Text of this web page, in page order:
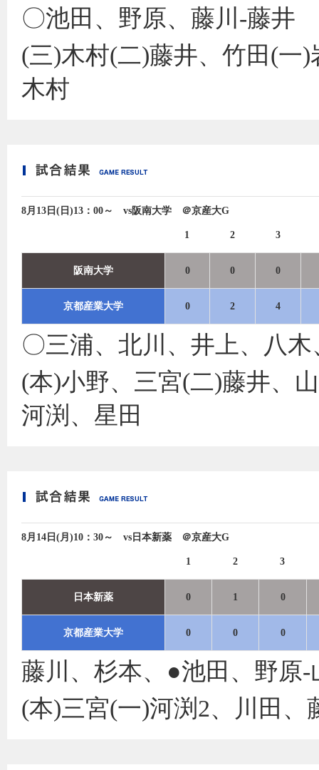
〇池田、野原、藤川‐藤井
(三)木村(二)藤井、竹田(一
木村
8月13日(日)13：00～ vs阪南大学 ＠京産大G
1 2 3
阪南大学 0 0 0
京都産業大学 0 2 4
〇三浦、北川、井上、八
(本)小野、三宮(二)藤井、
河渕、星田
8月14日(月)10：30～ vs日本新薬 ＠京産大G
1 2 3
日本新薬 0 1 0
京都産業大学 0 0 0
藤川、杉本、●池田、野原‐
(本)三宮(一)河渕2、川田、